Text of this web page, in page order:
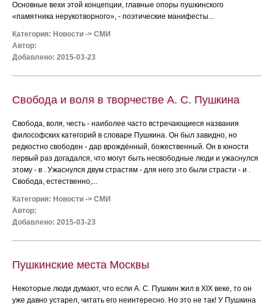
Основные вехи этой концепции, главные опоры пушкинского
«памятника нерукотворного», - поэтические манифесты...
Категория: Новости -> СМИ
Автор:
Добавлено: 2015-03-23
Свобода и воля в творчестве А. С. Пушкина
Свобода, воля, честь - наиболее часто встречающиеся названия
философских категорий в словаре Пушкина. Он был завидно, но
редкостно свободен - дар врождённый, божественный. Он в юности
первый раз догадался, что могут быть несвободные люди и ужаснулся
этому - в . Ужаснулся двум страстям - для него это были страсти - и .
Свобода, естественно,...
Категория: Новости -> СМИ
Автор:
Добавлено: 2015-03-23
Пушкинские места Москвы
Некоторые люди думают, что если А. С. Пушкин жил в XIX веке, то он
уже давно устарел, читать его неинтересно. Но это не так! У Пушкина